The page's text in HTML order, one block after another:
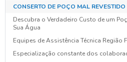
CONSERTO DE POÇO MAL REVESTIDO
Descubra o Verdadeiro Custo de um
Sua Água
Equipes de Assistência Técnica Região
Especialização constante dos